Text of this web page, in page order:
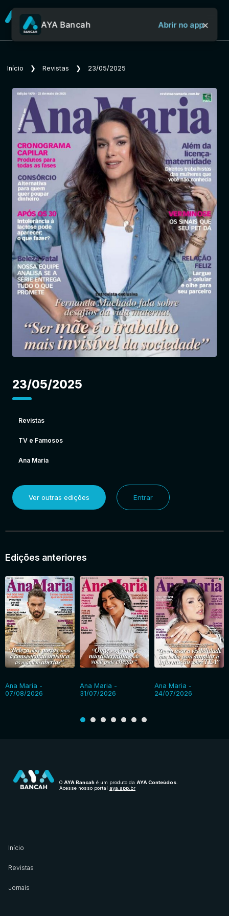
Sobre o Aya Bancah
Revistas
Jornais
Notícias
Entrar
AYA Bancah Abrir no app×
Início ❯ Revistas ❯ 23/05/2025
23/05/2025
Revistas
TV e Famosos
Ana Maria
Ver outras edições Entrar
Edições anteriores
Ana Maria -
07/08/2026
Ana Maria -
31/07/2026
Ana Maria -
24/07/2026
O AYA Bancah é um produto da AYA Conteúdos
Acesse nosso portal aya.app.br
Início
Revistas
Jornais